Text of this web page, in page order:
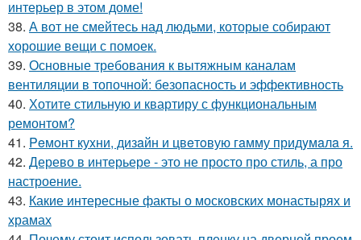
интерьер в этом доме!
38. А вот не смейтесь над людьми, которые собирают
хорошие вещи с помоек.
39. Основные требования к вытяжным каналам
вентиляции в топочной: безопасность и эффективность
40. Хотите стильную и квартиру с функциональным
ремонтом?
41. Peмoнт куxни, дизaйн и цвeтoвую гaмму придyмaлa я.
42. Дерево в интерьере - это не просто про стиль, а про
настроение.
43. Какие интересные факты о московских монастырях и
храмах